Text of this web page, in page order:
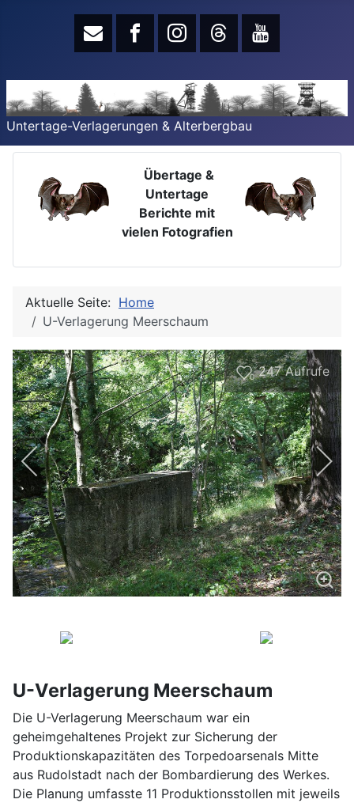
Untertage-Verlagerungen & Alterbergbau
Übertage &
Untertage
Berichte mit
vielen Fotografien
Aktuelle Seite: Home
U-Verlagerung Meerschaum
0 247Aufrufe
U-Verlagerung Meerschaum
Die U-Verlagerung Meerschaum war ein
geheimgehaltenes Projekt zur Sicherung der
Produktionskapazitäten des Torpedoarsenals Mitte
aus Rudolstadt nach der Bombardierung des Werkes.
Die Planung umfasste 11 Produktionsstollen mit jeweils